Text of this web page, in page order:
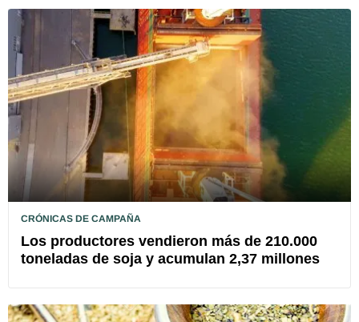
CRÓNICAS DE CAMPAÑA
Los productores vendieron más de 210.000
toneladas de soja y acumulan 2,37 millones